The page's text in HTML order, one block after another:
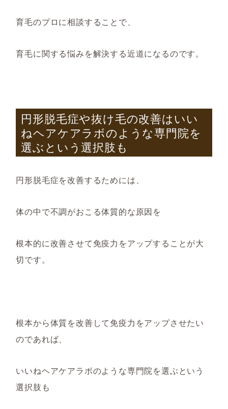
育毛のプロに相談することで、
育毛に関する悩みを解決する近道になるのです。
円形脱毛症や抜け毛の改善はいい
ねヘアケアラボのような専門院を
選ぶという選択肢も
円形脱毛症を改善するためには、
体の中で不調がおこる体質的な原因を
根本的に改善させて免疫力をアップすることが大
切です。
根本から体質を改善して免疫力をアップさせたい
のであれば、
いいねヘアケアラボのような専門院を選ぶという
選択肢も